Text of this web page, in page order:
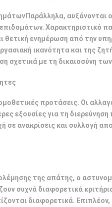
αυξάνονται
Χαρακτηριστικό
θετική ενημέρωση από την
ικανότητα και της
σχετικά με τη δικαιοσύνη
προτάσεις. Οι
εξουσίες για τη
ανακρίσεις και συλλογή
της απάτης, ο
συχνά διαφορετικά
διαφορετικά.